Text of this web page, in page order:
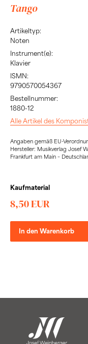
Tango
Artikeltyp:
Noten
Instrument(e):
Klavier
ISMN:
9790570054367
Bestellnummer:
1880-12
Alle Artikel des
Angaben gemäß EU-
Hersteller: Musikverlag Josef
Frankfurt am Main –
Kaufmaterial
8,50 EUR
In den Warenkorb